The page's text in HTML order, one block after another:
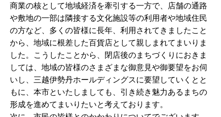
商業の核として地域経済を牽引する一方で、店舗の通路
や敷地の一部は隣接する文化施設等の利用者や地域住民
の方など、多くの皆様に長年、利用されてきましたこと
から、地域に根差した百貨店として親しまれてまいりま
した。こうしたことから、閉店後のまちづくりにおきま
しては、地域の皆様のさまざまな御意見や御要望をお伺
いし、三越伊勢丹ホールディングスに要望していくとと
もに、本市といたしましても、引き続き魅力あるまちの
形成を進めてまいりたいと考えております。